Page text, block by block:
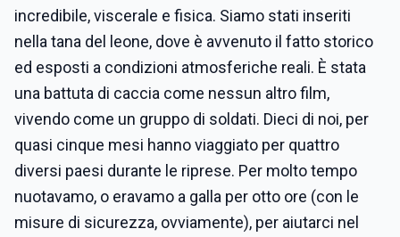
incredibile, viscerale e fisica. Siamo stati inseriti
nella tana del leone, dove è avvenuto il fatto storico
ed esposti a condizioni atmosferiche reali. È stata
una battuta di caccia come nessun altro film,
vivendo come un gruppo di soldati. Dieci di noi, per
quasi cinque mesi hanno viaggiato per quattro
diversi paesi durante le riprese. Per molto tempo
nuotavamo, o eravamo a galla per otto ore (con le
misure di sicurezza, ovviamente), per aiutarci nel